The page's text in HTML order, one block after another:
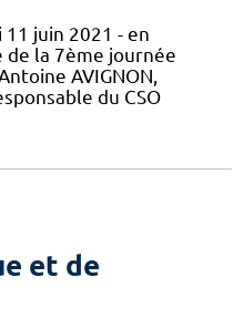
juin 2021 - en
la 7ème journée
AVIGNON,
du CSO
et de